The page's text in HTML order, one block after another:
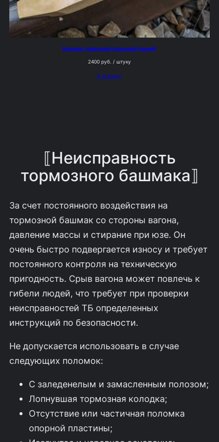
Башмак тормозной горочный (новый)
2400 руб. / штуку
В корзину
⟦Неисправность
тормозного башмака⟧
За счет постоянного воздействия на
тормозной башмак со стороны вагона,
давление массы и стирание при юзе. Он
очень быстро подвергается износу и требует
постоянного контроля на техническую
пригодность. Срыв вагона может повлечь к
гибели людей, что требует при проверки
неисправностей ТБ определенных
инструкций по безопасности.
Не допускается использовать в случае
следующих поломок:
С заледенелым и замасленным полозом;
Лопнувшая тормозная колодка;
Отсутствие или частичная поломка
опорной пластины;